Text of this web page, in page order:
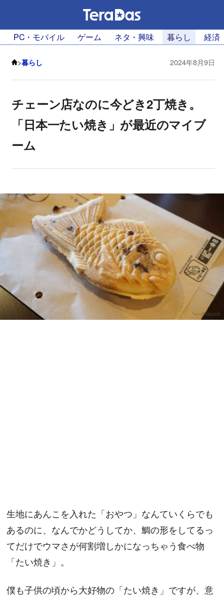
PC・モバイル ゲーム ネタ・興味 暮らし 経済
>暮らし 2024年8月9日
チェーン店なのに今どき2丁焼き。
「日本一たい焼き」が最近のマイブ
ーム
生地にあんこを入れた「おやつ」なんていくらでも
あるのに、なんでかどうしてか、鯛の形をしてるっ
てだけでウマさが何割増しかになっちゃう食べ物
「たい焼き」。
僕も子供の頃から大好物の「たい焼き」ですが、意